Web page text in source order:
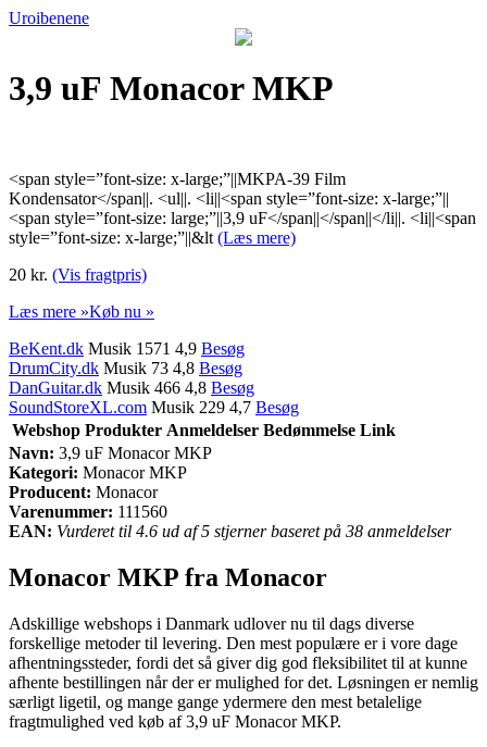
Uroibenene
3,9 uF Monacor MKP
<span style=”font-size: x-large;”||MKPA-39 Film
Kondensator</span||. <ul||. <li||<span style=”font-size: x-large;”||
<span style=”font-size: large;”||3,9 uF</span||</span||</li||. <li||<span
style=”font-size: x-large;”||&lt (Læs mere)
20 kr. (Vis fragtpris)
Læs mere »Køb nu »
BeKent.dk Musik 1571 4,9 Besøg
DrumCity.dk Musik 73 4,8 Besøg
DanGuitar.dk Musik 466 4,8 Besøg
SoundStoreXL.com Musik 229 4,7 Besøg
Webshop Produkter Anmeldelser Bedømmelse Link
Navn: 3,9 uF Monacor MKP
Kategori: Monacor MKP
Producent: Monacor
Varenummer: 111560
EAN: Vurderet til 4.6 ud af 5 stjerner baseret på 38 anmeldelser
Monacor MKP fra Monacor
Adskillige webshops i Danmark udlover nu til dags diverse
forskellige metoder til levering. Den mest populære er i vore dage
afhentningssteder, fordi det så giver dig god fleksibilitet til at kunne
afhente bestillingen når der er mulighed for det. Løsningen er nemlig
særligt ligetil, og mange gange ydermere den mest betalelige
fragtmulighed ved køb af 3,9 uF Monacor MKP.